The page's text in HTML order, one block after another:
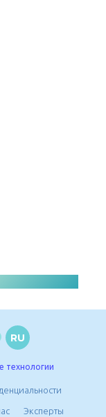
RU
технологии
Эксперты